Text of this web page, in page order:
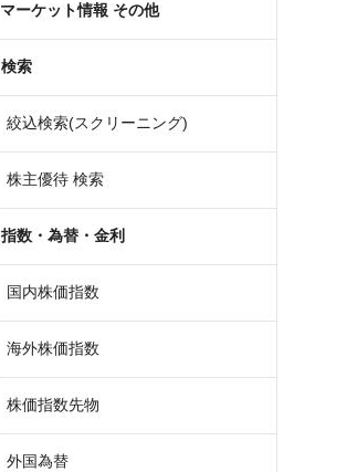
マーケット情報 その他
検索
絞込検索(スクリーニング)
株主優待 検索
指数・為替・金利
国内株価指数
海外株価指数
株価指数先物
外国為替